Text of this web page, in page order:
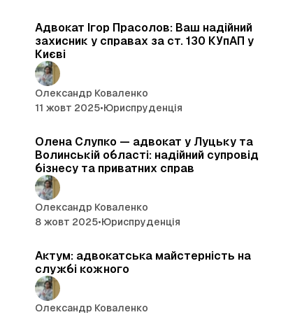
Адвокат Ігор Прасолов: Ваш надійний
захисник у справах за ст. 130 КУпАП у
Києві
Олександр Коваленко
11 жовт 2025•Юриспруденція
Олена Слупко — адвокат у Луцьку та
Волинській області: надійний супровід
бізнесу та приватних справ
Олександр Коваленко
8 жовт 2025•Юриспруденція
Актум: адвокатська майстерність на
службі кожного
Олександр Коваленко